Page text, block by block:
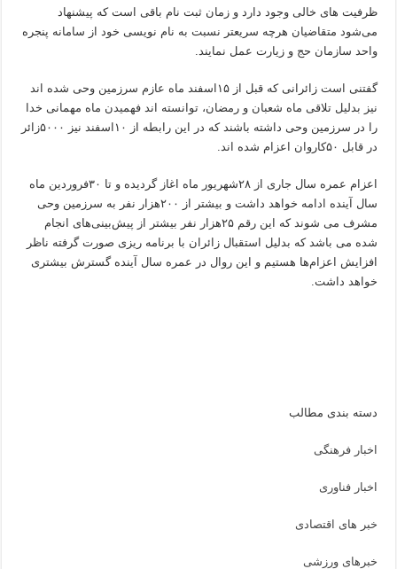
ظرفیت های خالی وجود دارد و زمان ثبت نام باقی است که پیشنهاد
می‌شود متقاضیان هرچه سریعتر نسبت به نام نویسی خود از سامانه پنجره
واحد سازمان حج و زیارت عمل نمایند.
گفتنی است زائرانی که قبل از ۱۵اسفند ماه عازم سرزمین وحی شده اند
نیز بدلیل تلاقی ماه شعبان و رمضان، توانسته اند فهمیدن ماه مهمانی خدا
را در سرزمین وحی داشته باشند که در این رابطه از ۱۰اسفند نیز ۵۰۰۰زائر
در قابل ۵۰کاروان اعزام شده اند.
اعزام عمره سال جاری از ۲۸شهریور ماه اغاز گردیده و تا ۳۰فروردین ماه
سال آینده ادامه خواهد داشت و بیشتر از ۲۰۰هزار نفر به سرزمین وحی
مشرف می شوند که این رقم ۲۵هزار نفر بیشتر از پیش‌بینی‌های انجام
شده می باشد که بدلیل استقبال زائران با برنامه ریزی صورت گرفته ناظر
افزایش اعزام‌ها هستیم و این روال در عمره سال آینده گسترش بیشتری
خواهد داشت.
دسته بندی مطالب
اخبار فرهنگی
اخبار فناوری
خبر های اقتصادی
خبرهای ورزشی